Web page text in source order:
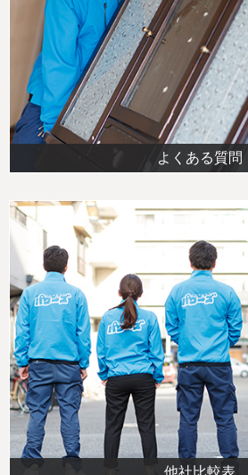
よくある質問
他社比較表